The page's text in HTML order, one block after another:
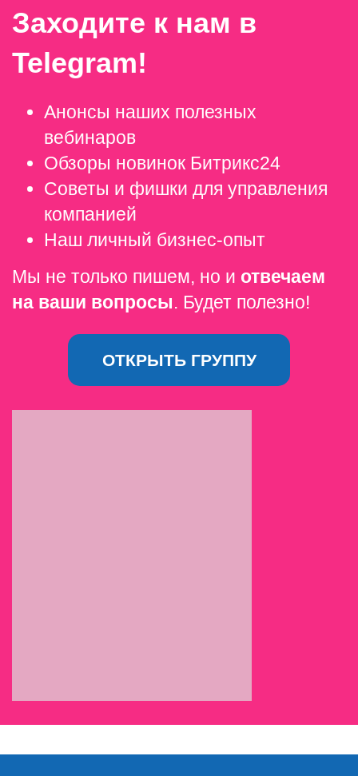
Заходите к нам в
Telegram!
Анонсы наших полезных
вебинаров
Обзоры новинок Битрикс24
Советы и фишки для управления
компанией
Наш личный бизнес-опыт
Мы не только пишем, но и отвечаем
на ваши вопросы. Будет полезно!
ОТКРЫТЬ ГРУППУ